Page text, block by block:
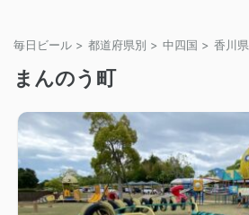
毎日ビール > 都道府県別 > 中四国 > 香川県
まんのう町